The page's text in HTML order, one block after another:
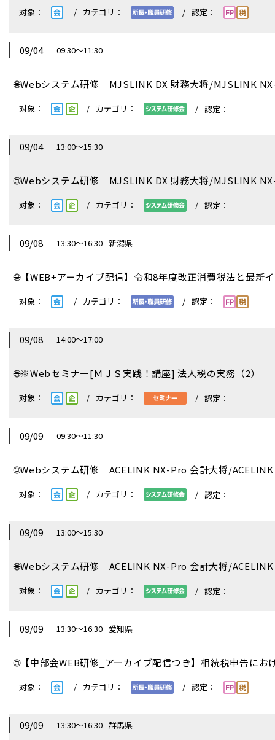
09/04 09:30～11:30
🌐Webシステム研修 MJSLINK DX 財務大将/MJSLINK
09/04 13:00～15:30
🌐Webシステム研修 MJSLINK DX 財務大将/MJSLINK
09/08 13:30～16:30 新潟県
🌐【WEB+アーカイブ配信】令和8年度改正消費税法と最新
09/08 14:00～17:00
🌐※Webセミナー[ＭＪＳ実践！講座] 法人税の実務（2）
09/09 09:30～11:30
🌐Webシステム研修 ACELINK NX-Pro 会計大将/
09/09 13:00～15:30
🌐Webシステム研修 ACELINK NX-Pro 会計大将/
09/09 13:30～16:30 愛知県
🌐【中部会WEB研修_アーカイブ配信つき】相続税申告にお
09/09 13:30～16:30 群馬県